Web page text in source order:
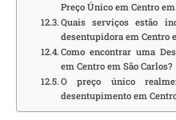
Preço Único em Centro em
Quais serviços estão
desentupidora em Centro
Como encontrar uma
em Centro em São Carlos?
O preço único
desentupimento em